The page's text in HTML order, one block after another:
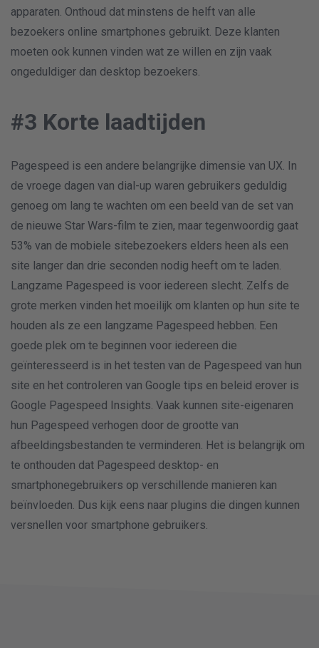
apparaten. Onthoud dat minstens de helft van alle
bezoekers online smartphones gebruikt. Deze klanten
moeten ook kunnen vinden wat ze willen en zijn vaak
ongeduldiger dan desktop bezoekers.
#3 Korte laadtijden
Pagespeed is een andere belangrijke dimensie van UX. In
de vroege dagen van dial-up waren gebruikers geduldig
genoeg om lang te wachten om een beeld van de set van
de nieuwe Star Wars-film te zien, maar tegenwoordig gaat
53% van de mobiele sitebezoekers elders heen als een
site langer dan drie seconden nodig heeft om te laden.
Langzame Pagespeed is voor iedereen slecht. Zelfs de
grote merken vinden het moeilijk om klanten op hun site te
houden als ze een langzame Pagespeed hebben. Een
goede plek om te beginnen voor iedereen die
geïnteresseerd is in het testen van de Pagespeed van hun
site en het controleren van Google tips en beleid erover is
Google Pagespeed Insights. Vaak kunnen site-eigenaren
hun Pagespeed verhogen door de grootte van
afbeeldingsbestanden te verminderen. Het is belangrijk om
te onthouden dat Pagespeed desktop- en
smartphonegebruikers op verschillende manieren kan
beïnvloeden. Dus kijk eens naar plugins die dingen kunnen
versnellen voor smartphone gebruikers.